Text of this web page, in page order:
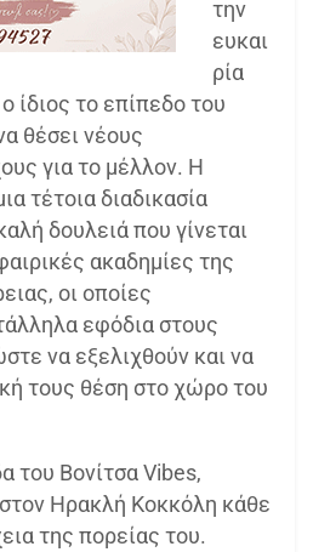
την
ευκαι
ρία
ίδιος το επίπεδο του
θέσει νέους
για το μέλλον. Η
τέτοια διαδικασία
δουλειά που γίνεται
ακαδημίες της
οι οποίες
εφόδια στους
να εξελιχθούν και να
τους θέση στο χώρο του
του Βονίτσα Vibes,
Ηρακλή Κοκκόλη κάθε
της πορείας του.